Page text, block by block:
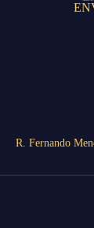
R. Fernando